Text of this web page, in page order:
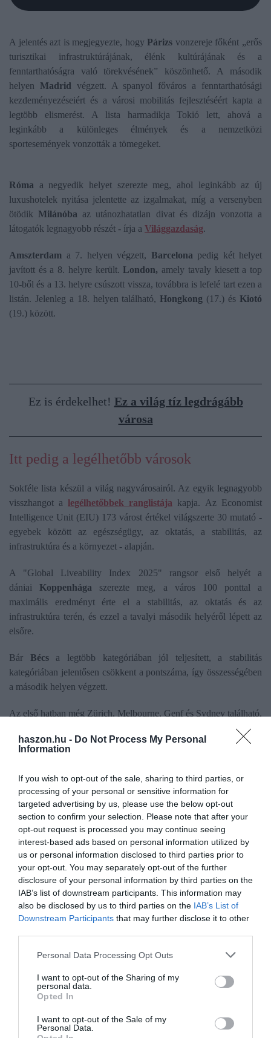
haszon.hu - Do Not Process My Personal
Information
If you wish to opt-out of the sale, sharing to third parties, or
processing of your personal or sensitive information for
targeted advertising by us, please use the below opt-out
section to confirm your selection. Please note that after your
opt-out request is processed you may continue seeing
interest-based ads based on personal information utilized by
us or personal information disclosed to third parties prior to
your opt-out. You may separately opt-out of the further
disclosure of your personal information by third parties on the
IAB’s list of downstream participants. This information may
also be disclosed by us to third parties on the IAB’s List of
Downstream Participants that may further disclose it to other
Please note that this website/app uses one or more Google
not limited to your visit or usage behaviour. You may click to
grant or deny consent to Google and its third-party tags to
use your data for below specified purposes in below Google
consent section.
Personal Data Processing Opt Outs
I want to opt-out of the Sharing of my
personal data.
Opted In
I want to opt-out of the Sale of my
Personal Data.
A jelentés azt is megjegyezte, hogy Párizs vonzereje főként „erős
turisztikai infrastruktúrájának, élénk kultúrájának és a
fenntarthatóságra való törekvésének” köszönhető. A második
helyen Madrid végzett. A spanyol főváros a fenntarthatósági
kezdeményezéseiért és a városi mobilitás fejlesztéséért kapta a
legtöbb elismerést. A lista harmadikja Tokió lett, ahová a
leginkább a különleges élmények és a nemzetközi
sportesemények vonzották a tömegeket.
Róma a negyedik helyet szerezte meg, ahol leginkább az új
luxushotelek nyitása jelentette az izgalmakat, míg a versenyben
ötödik Milánóba az utánozhatatlan divat és dizájn vonzotta a
látogatók legnagyobb részét - írja a Világgazdaság.
Amszterdam a 7. helyen végzett, Barcelona pedig két helyet
javított és a 8. helyre került. London, amely tavaly kiesett a top
10-ből és a 13. helyre csúszott vissza, továbbra is lefelé tart ezen a
listán. Jelenleg a 18. helyen található, Hongkong (17.) és Kiotó
(19.) között.
Ez is érdekelhet! Ez a világ tíz legdrágább
városa
Itt pedig a legélhetőbb városok
Sokféle lista készül a világ nagyvárosairól. Az egyik legnagyobb
visszhangot a legélhetőbbek ranglistája kapja. Az Economist
Intelligence Unit (EIU) 173 várost értékel világszerte 30 mutató -
egyebek között az egészségügy, az oktatás, a stabilitás, az
infrastruktúra és a környezet - alapján.
A "Global Liveability Index 2025" rangsor első helyét a
dániai Koppenhága szerezte meg, a város 100 ponttal a
maximális eredményt érte el a stabilitás, az oktatás és az
infrastruktúra terén, és ezzel a tavalyi második helyéről lépett az
elsőre.
Bár Bécs a legtöbb kategóriában jól teljesített, a stabilitás
kategóriában jelentősen csökkent a pontszáma, így összességében
a második helyen végzett.
Az első hatban még Zürich, Melbourne, Genf és Sydney található.
Olvasd el ezt is!
Ez a város a milliomosok kedvence
Ezek a világ legboldogabb városai, itt áll Budapest
Ezek a világ legveszélyesebb városai
turizmus ranglista utazás városok párizs